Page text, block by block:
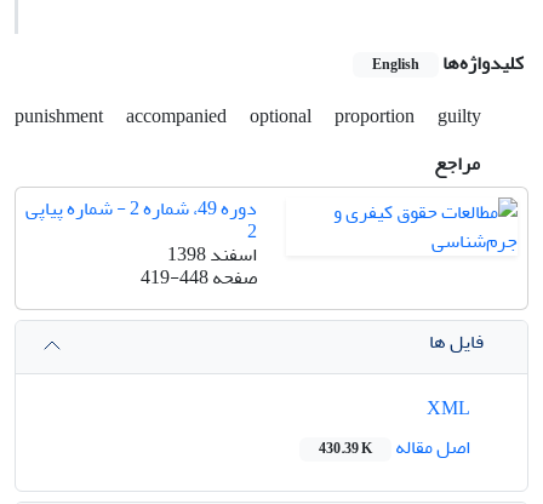
کلیدواژه‌ها English
punishment accompanied optional proportion
guilty
مراجع
دوره 49، شماره 2 - شماره پیاپی
2
اسفند 1398
صفحه419-448
فایل ها
اصل مقاله
430.39 K